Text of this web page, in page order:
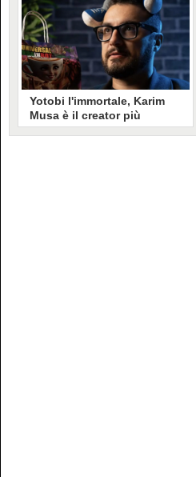
Yotobi l'immortale, Karim
Musa è il creator più
longevo in Italia: il suo